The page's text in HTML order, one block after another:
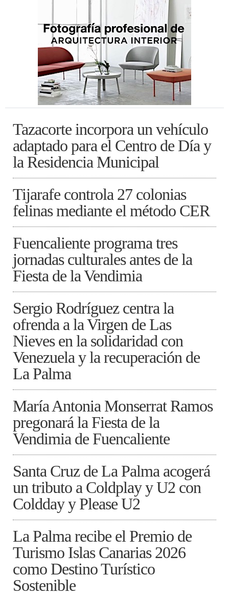
Tazacorte incorpora un vehículo
adaptado para el Centro de Día y
la Residencia Municipal
Tijarafe controla 27 colonias
felinas mediante el método CER
Fuencaliente programa tres
jornadas culturales antes de la
Fiesta de la Vendimia
Sergio Rodríguez centra la
ofrenda a la Virgen de Las
Nieves en la solidaridad con
Venezuela y la recuperación de
La Palma
María Antonia Monserrat Ramos
pregonará la Fiesta de la
Vendimia de Fuencaliente
Santa Cruz de La Palma acogerá
un tributo a Coldplay y U2 con
Coldday y Please U2
La Palma recibe el Premio de
Turismo Islas Canarias 2026
como Destino Turístico
Sostenible